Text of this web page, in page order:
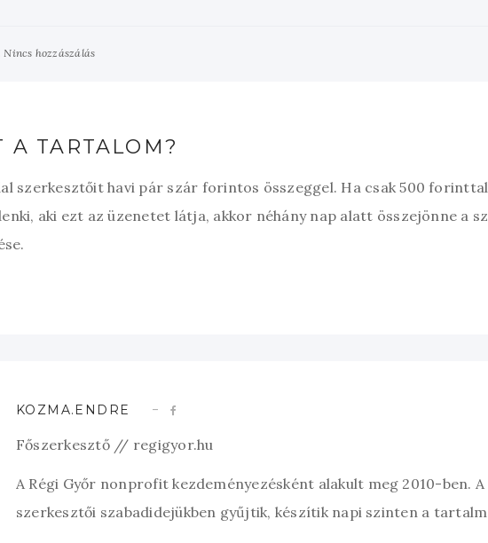
Nincs hozzászálás
A TARTALOM?
szerkesztőit havi pár szár forintos összeggel. Ha csak 500
aki ezt az üzenetet látja, akkor néhány nap alatt összejönne a
KOZMA.ENDRE
Főszerkesztő // regigyor.hu
A Régi Győr nonprofit kezdeményezésként alakult meg 2010-ben.
szerkesztői szabadidejükben gyűjtik, készítik napi szinten a